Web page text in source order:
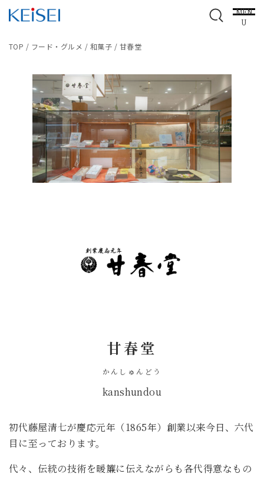
MEN
U
TOP / フード・グルメ / 和菓子 / 甘春堂
甘春堂
かんしゅんどう
kanshundou
初代藤屋清七が慶応元年（1865年）創業以来今日、六代
目に至っております。
代々、伝統の技術を暖簾に伝えながらも各代得意なもの